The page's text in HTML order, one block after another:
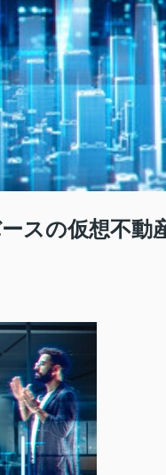
スの仮想不動